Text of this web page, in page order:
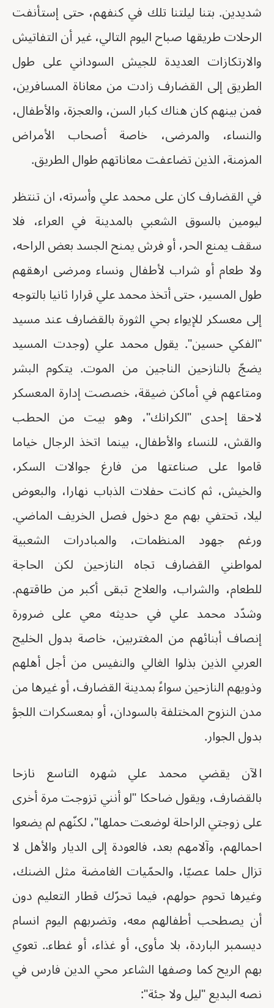
شديدين. بتنا ليلتنا تلك في كنفهم، حتى إستأنفت
الرحلات طريقها صباح اليوم التالي، غير أن التفاتيش
والارتكازات العديدة للجيش السوداني على طول
الطريق إلى القضارف زادت من معاناة المسافرين،
فمن بينهم كان هناك كبار السن، والعجزة، والأطفال،
والنساء، والمرضى، خاصة أصحاب الأمراض
المزمنة، الذين تضاعفت معاناتهم طوال الطريق.
في القضارف كان على محمد علي وأسرته، ان تنتظر
ليومين بالسوق الشعبي بالمدينة في العراء، فلا
سقف يمنع الحر، أو فرش يمنح الجسد بعض الراحه،
ولا طعام أو شراب لأطفال ونساء ومرضى ارهقهم
طول المسير، حتى أتخذ محمد علي قرارا ثانيا بالتوجه
إلى معسكر للإيواء بحي الثورة بالقضارف عند مسيد
"الفكي حسين". يقول محمد علي (وجدت المسيد
يضجّ بالنازحين الناجين من الموت. يتكوم البشر
ومتاعهم في أماكن ضيقة، خصصت إدارة المعسكر
لاحقا إحدى "الكرانك"، وهو بيت من الحطب
والقش، للنساء والأطفال، بينما اتخذ الرجال خياما
قاموا على صناعتها من فارغ جوالات السكر،
والخيش، ثم كانت حفلات الذباب نهارا، والبعوض
ليلا، تحتفي بهم مع دخول فصل الخريف الماضي.
ورغم جهود المنظمات، والمبادرات الشعبية
لمواطني القضارف تجاه النازحين لكن الحاجة
للطعام، والشراب، والعلاج تبقى أكبر من طاقتهم.
وشدّد محمد علي في حديثه معي على ضرورة
إنصاف أبنائهم من المغتربين، خاصة بدول الخليج
العربي الذين بذلوا الغالي والنفيس من أجل أهلهم
وذويهم النازحين سواءً بمدينة القضارف، أو غيرها من
مدن النزوح المختلفة بالسودان، أو بمعسكرات اللجؤ
بدول الجوار.
الآن يقضي محمد علي شهره التاسع نازحا
بالقضارف، ويقول ضاحكا "لو أنني تزوجت مرة أخرى
على زوجتي الراحلة لوضعت حملها"، لكنّهم لم يضعوا
احمالهم، وآلامهم بعد، فالعودة إلى الديار والأهل لا
تزال حلما عصيّا، والحمّيات الغامضة مثل الضنك،
وغيرها تحوم حولهم، فيما تحرّك قطار التعليم دون
أن يصطحب أطفالهم معه، وتضربهم اليوم انسام
ديسمبر الباردة، بلا مأوى، أو غذاء، أو غطاء.. تعوي
بهم الريح كما وصفها الشاعر محي الدين فارس في
نصه البديع "ليل ولا جئة":